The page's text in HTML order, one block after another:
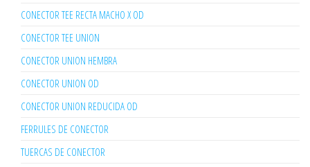
CONECTOR TEE RECTA MACHO X OD
CONECTOR TEE UNION
CONECTOR UNION HEMBRA
CONECTOR UNION OD
CONECTOR UNION REDUCIDA OD
FERRULES DE CONECTOR
TUERCAS DE CONECTOR